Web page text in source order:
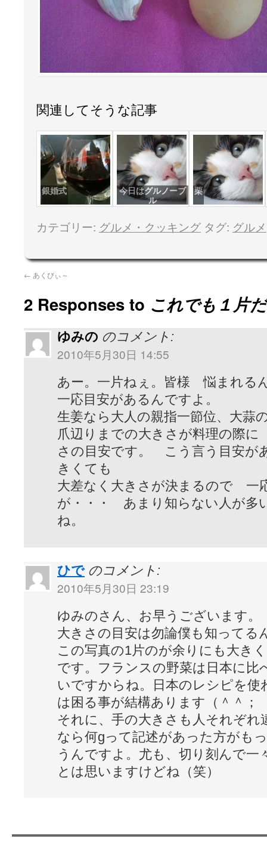
関連してそうな記事
銀婚式
今日はグルノーブ
ル
栗
カテゴリー: グルメ・クッキング タグ: グルメ
← あくびぃ～
2 Responses to これでも１片
ゆみの のコメント:
2010年5月30日 14:55
あー。一片ねぇ。皆様 悩まれる
一応目安があるんですよ。
生姜なら大人の親指一節位、大蒜
爪辺りまでの大きさが料理の際に
さの目安です。 こう言う目安が
きくても
大差なく大きさが決まるので 一
が・・・ あまり知らない人が多
ね。
ひで のコメント:
2010年5月30日 23:19
ゆみのさん、お早うございます。
大きさの目安は勿論僕も知ってる
この写真の1片のが余りにも大き
です。フランスの野菜は日本に比
いですからね。日本のレシピを
は困る事が結構あります（＾＾；
それに、手の大きさも人それぞれ
なら何gって記述があった方がも
うんですよ。尤も、切り刻んで一
とは思いますけどね（笑）